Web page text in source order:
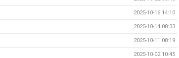
2025-10-16 14:10
2025-10-14 08:33
2025-10-11 08:19
2025-10-02 10:45